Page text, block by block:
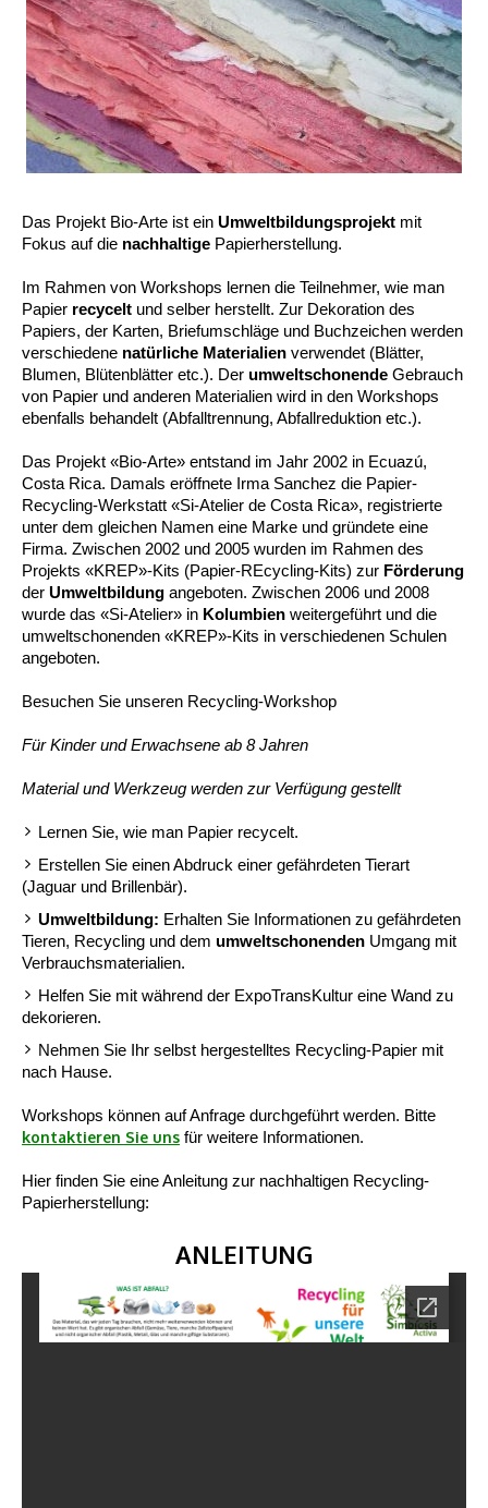
Das Projekt Bio-Arte ist einUmweltbildungsprojekt mit
Fokus auf die nachhaltige Papierherstellung.
Im Rahmen von Workshops lernen die Teilnehmer, wie man
Papier recycelt und selber herstellt. Zur Dekoration des
Papiers, der Karten, Briefumschläge und Buchzeichen werden
verschiedene natürliche Materialienverwendet (Blätter,
Blumen, Blütenblätter etc.). Der umweltschonende Gebrauch
von Papier und anderen Materialien wird in den Workshops
ebenfalls behandelt (Abfalltrennung, Abfallreduktion etc.).
Das Projekt «Bio-Arte» entstand im Jahr 2002 in Ecuazú,
Costa Rica. Damals eröffnete Irma Sanchez die Papier-
Recycling-Werkstatt «Si-Atelier de Costa Rica», registrierte
unter dem gleichen Namen eine Marke und gründete eine
Firma. Zwischen 2002 und 2005 wurden im Rahmen des
Projekts «KREP»-Kits (Papier-REcycling-Kits) zur Förderung
derUmweltbildung angeboten. Zwischen 2006 und 2008
wurde das «Si-Atelier» in Kolumbien weitergeführt und die
umweltschonenden «KREP»-Kits in verschiedenen Schulen
angeboten.
Besuchen Sie unseren Recycling-Workshop
Für Kinder und Erwachsene ab 8 Jahren
Material und Werkzeug werden zur Verfügung gestellt
Lernen Sie, wie man Papier recycelt.
Erstellen Sie einen Abdruck einer gefährdeten Tierart
(Jaguar und Brillenbär).
Umweltbildung: Erhalten Sie Informationen zu gefährdeten
Tieren, Recycling und dem umweltschonenden Umgang mit
Verbrauchsmaterialien.
Helfen Sie mit während der ExpoTransKultur eine Wand zu
dekorieren.
Nehmen Sie Ihr selbst hergestelltes Recycling-Papier mit
nach Hause.
Workshops können auf Anfrage durchgeführt werden. Bitte
kontaktieren Sie uns für weitere Informationen.
Hier finden Sie eine Anleitung zur nachhaltigen Recycling-
Papierherstellung:
ANLEITUNG